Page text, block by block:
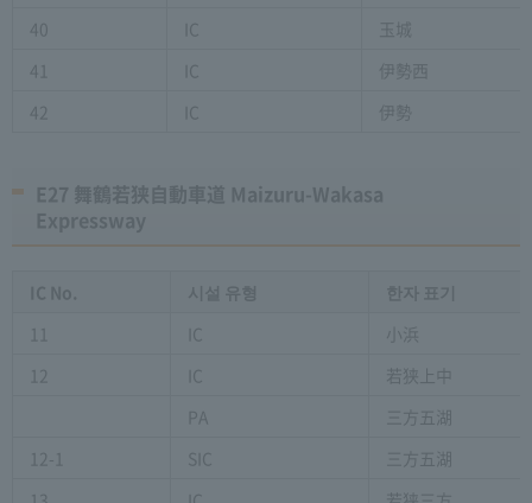
40
IC
玉城
41
IC
伊勢西
42
IC 伊勢
E27 舞鶴若狭自動車道 Maizuru-Wakasa
Expressway
11
IC
小浜
12
IC
若狭上中
PA
三方五湖
12-1
SIC
三方五湖